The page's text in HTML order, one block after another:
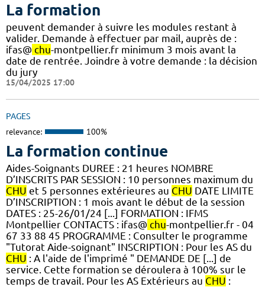
La formation
peuvent demander à suivre les modules restant à
valider. Demande à effectuer par mail, auprès de :
ifas@ chu-montpellier.fr minimum 3 mois avant la
date de rentrée. Joindre à votre demande : la décision
du jury
15/04/2025 17:00
PAGES
relevance: 100%
La formation continue
Aides-Soignants DUREE : 21 heures NOMBRE
D’INSCRITS PAR SESSION : 10 personnes maximum du
CHU et 5 personnes extérieures au CHU DATE LIMITE
D’INSCRIPTION : 1 mois avant le début de la session
DATES : 25-26/01/24 [...] FORMATION : IFMS
Montpellier CONTACTS : ifas@ chu-montpellier.fr - 04
67 33 88 45 PROGRAMME : Consulter le programme
"Tutorat Aide-soignant" INSCRIPTION : Pour les AS du
CHU : A l'aide de l'imprimé " DEMANDE DE [...] de
service. Cette formation se déroulera à 100% sur le
temps de travail. Pour les AS Extérieurs au CHU :